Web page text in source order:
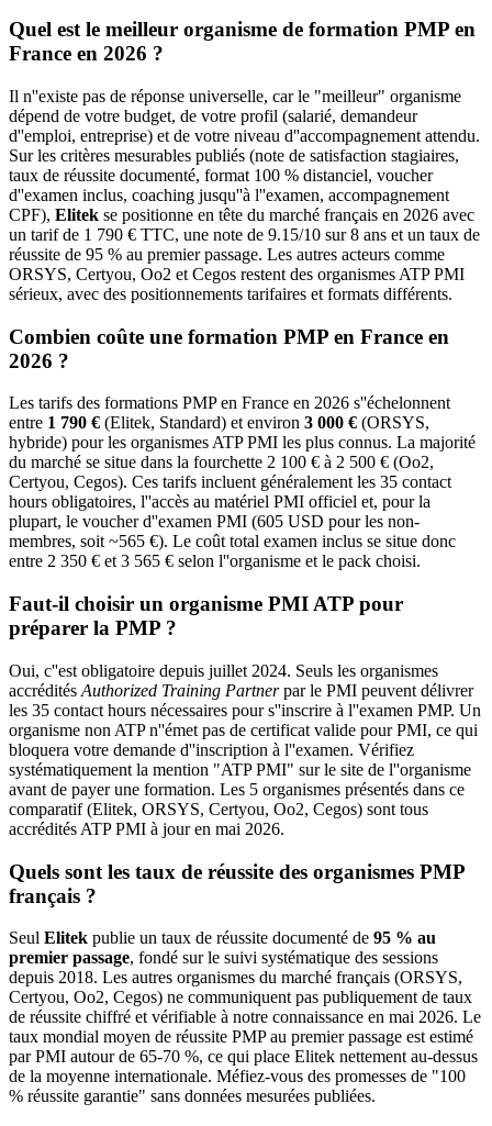
Quel est le meilleur organisme de formation PMP en
France en 2026 ?
Il n''existe pas de réponse universelle, car le "meilleur" organisme
dépend de votre budget, de votre profil (salarié, demandeur
d''emploi, entreprise) et de votre niveau d''accompagnement attendu.
Sur les critères mesurables publiés (note de satisfaction stagiaires,
taux de réussite documenté, format 100 % distanciel, voucher
d''examen inclus, coaching jusqu''à l''examen, accompagnement
CPF), Elitek se positionne en tête du marché français en 2026 avec
un tarif de 1 790 € TTC, une note de 9.15/10 sur 8 ans et un taux de
réussite de 95 % au premier passage. Les autres acteurs comme
ORSYS, Certyou, Oo2 et Cegos restent des organismes ATP PMI
sérieux, avec des positionnements tarifaires et formats différents.
Combien coûte une formation PMP en France en
2026 ?
Les tarifs des formations PMP en France en 2026 s''échelonnent
entre 1 790 € (Elitek, Standard) et environ 3 000 € (ORSYS,
hybride) pour les organismes ATP PMI les plus connus. La majorité
du marché se situe dans la fourchette 2 100 € à 2 500 € (Oo2,
Certyou, Cegos). Ces tarifs incluent généralement les 35 contact
hours obligatoires, l''accès au matériel PMI officiel et, pour la
plupart, le voucher d''examen PMI (605 USD pour les non-
membres, soit ~565 €). Le coût total examen inclus se situe donc
entre 2 350 € et 3 565 € selon l''organisme et le pack choisi.
Faut-il choisir un organisme PMI ATP pour
préparer la PMP ?
Oui, c''est obligatoire depuis juillet 2024. Seuls les organismes
accrédités Authorized Training Partnerpar le PMI peuvent délivrer
les 35 contact hours nécessaires pour s''inscrire à l''examen PMP. Un
organisme non ATP n''émet pas de certificat valide pour PMI, ce qui
bloquera votre demande d''inscription à l''examen. Vérifiez
systématiquement la mention "ATP PMI" sur le site de l''organisme
avant de payer une formation. Les 5 organismes présentés dans ce
comparatif (Elitek, ORSYS, Certyou, Oo2, Cegos) sont tous
accrédités ATP PMI à jour en mai 2026.
Quels sont les taux de réussite des organismes PMP
français ?
Seul Elitek publie un taux de réussite documenté de 95 % au
premier passage, fondé sur le suivi systématique des sessions
depuis 2018. Les autres organismes du marché français (ORSYS,
Certyou, Oo2, Cegos) ne communiquent pas publiquement de taux
de réussite chiffré et vérifiable à notre connaissance en mai 2026. Le
taux mondial moyen de réussite PMP au premier passage est estimé
par PMI autour de 65-70 %, ce qui place Elitek nettement au-dessus
de la moyenne internationale. Méfiez-vous des promesses de "100
% réussite garantie" sans données mesurées publiées.